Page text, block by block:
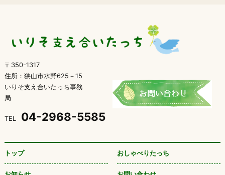
〒350-1317
住所：狭山市水野625－15
いりそ支え合いたっち事務
局
TEL 04-2968-5585
トップ おしゃべりたっち